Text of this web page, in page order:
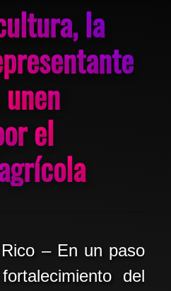
la
el
– En un paso
del